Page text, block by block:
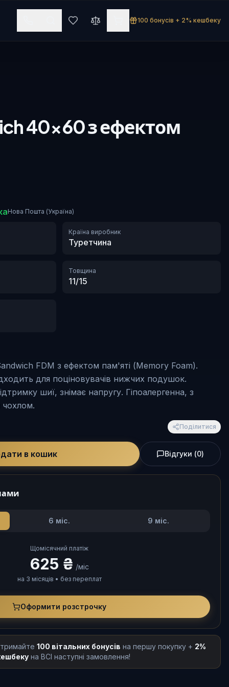
100 бонусів + 2% кешбеку
40×60 з ефектом
Нова Пошта (Україна)
Країна виробник
Туретчина
Товщина
11/15
FDM з ефектом пам'яті (Memory Foam).
для поціновувачів нижчих подушок.
шиї, знімає напругу. Гіпоалергенна, з
Поділитися
в кошик Відгуки (0)
6 міс. 9 міс.
Щомісячний платіж
625 ₴ /міс
на 3 місяців • без переплат
Оформити розстрочку
100 вітальних бонусів на першу покупку + 2%
на ВСІ наступні замовлення!